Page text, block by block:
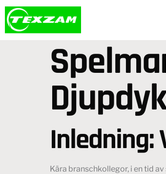
Inledning:
Kära branschkollegor, i en tid